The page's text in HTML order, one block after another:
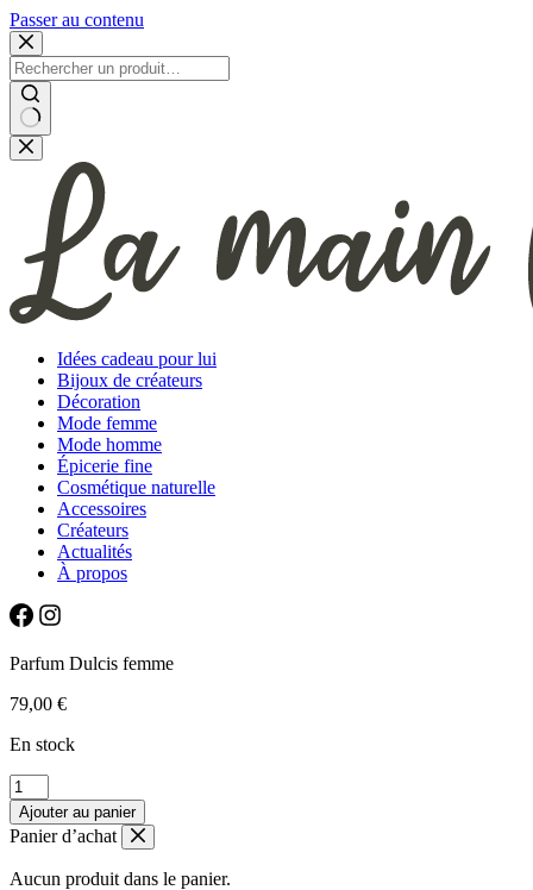
Passer au contenu
Aucun
résultat
Idées cadeau pour lui
Bijoux de créateurs
Décoration
Mode femme
Mode homme
Épicerie fine
Cosmétique naturelle
Accessoires
Créateurs
Actualités
À propos
Parfum Dulcis femme
79,00 €
En stock
quantité
de
Parfum
Dulcis
femme
Ajouter au panier
Panier d’achat
Aucun produit dans le panier.